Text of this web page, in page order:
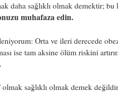
daha sağlıklı olmak demektir; bu
muhafaza edin.
Orta ve ileri derecede
ise tam aksine ölüm riskini artırır.
olmak sağlıklı olmak demek